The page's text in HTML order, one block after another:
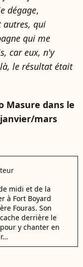
dégage,
autres, qui
qui me
car eux, n'y
le résultat était
Masure dans le
mars
midi et de la
à Fort Boyard
Fouras. Son
derrière le
y chanter en